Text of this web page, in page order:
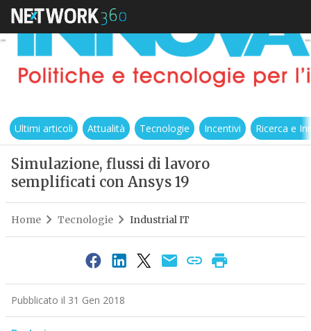
Ultimi articoli Attualità Tecnologie Incentivi Ricerca e
Simulazione, flussi di lavoro
semplificati con Ansys 19
Home Tecnologie Industrial IT
Pubblicato il 31 Gen 2018